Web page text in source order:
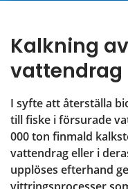
Kalkning
vattendrag
I syfte att återställa
till fiske i försurade
000 ton finmald
vattendrag eller i
upplöses efterhand